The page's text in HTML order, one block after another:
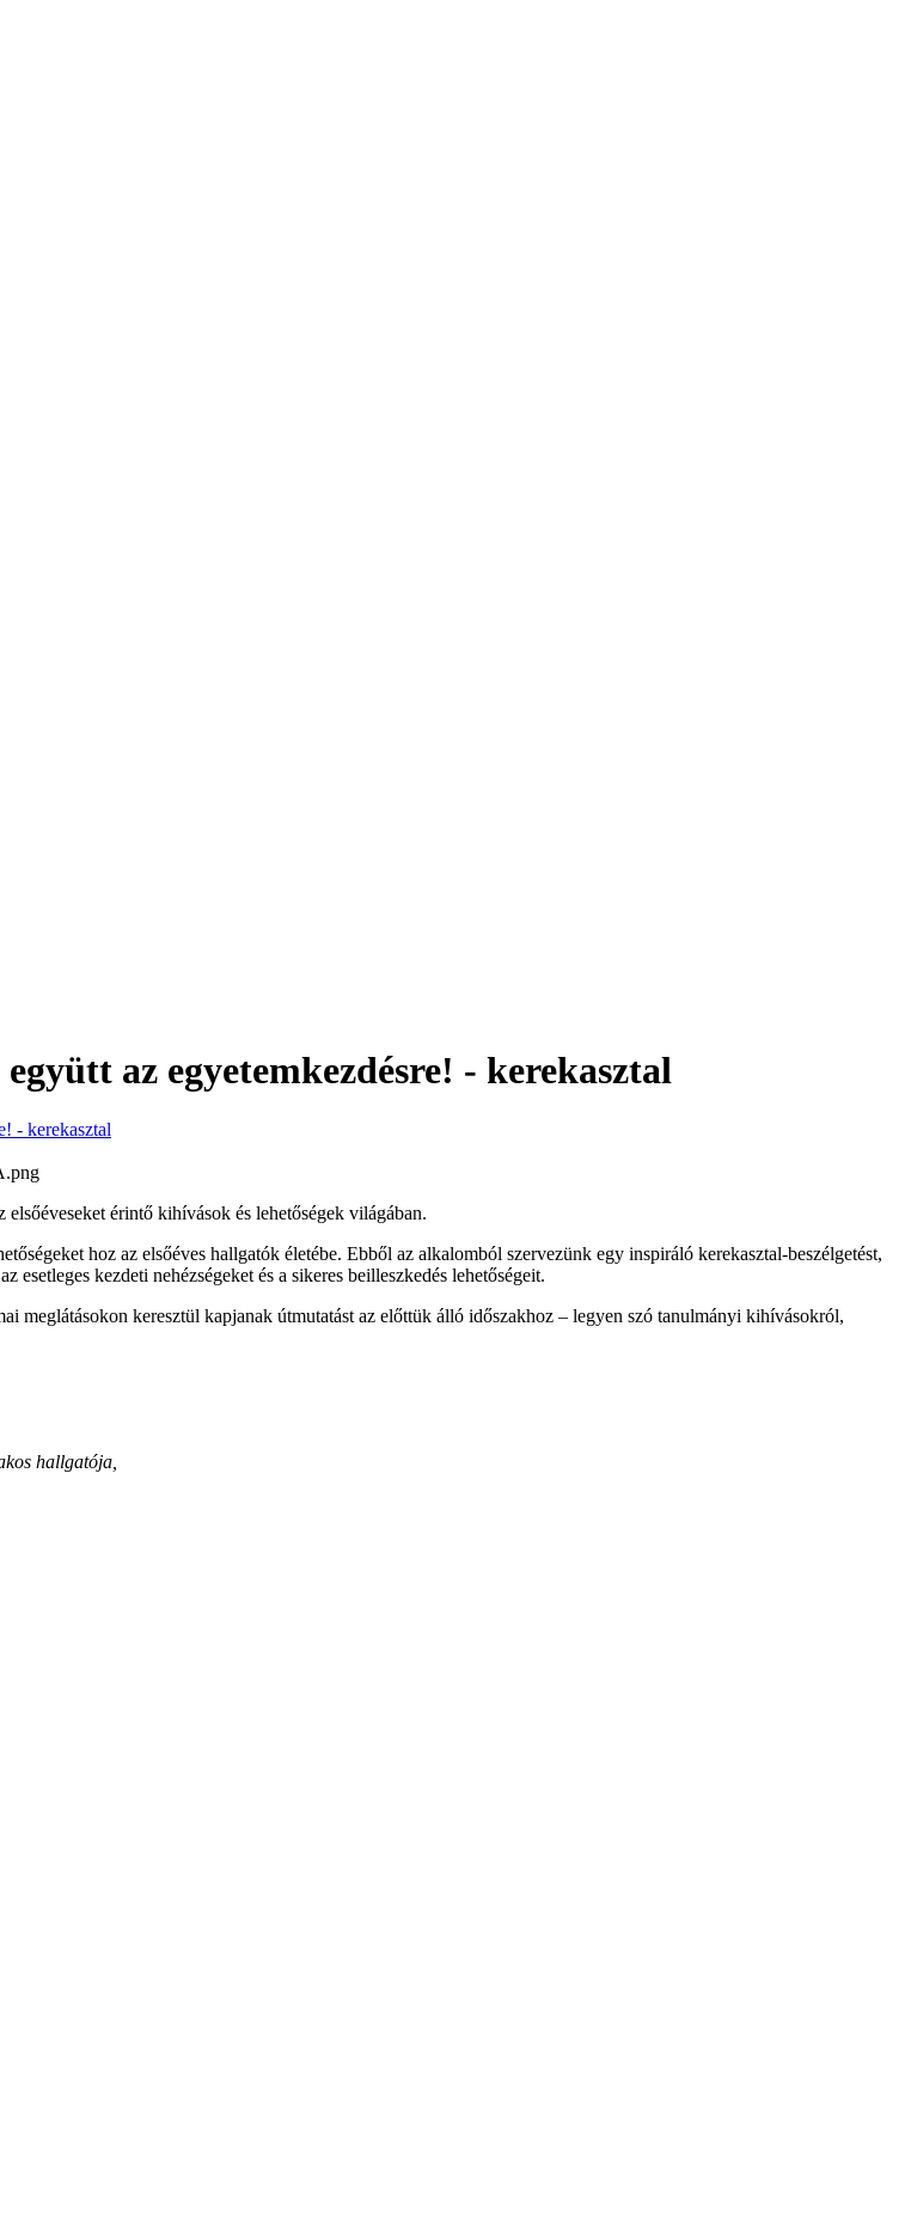
az egyetemkezdésre! - kerekasztal
- kerekasztal
érintő kihívások és lehetőségek világában.
hoz az elsőéves hallgatók életébe. Ebből az alkalomból szervezünk egy inspiráló kerekasztal-beszélgetést,
kezdeti nehézségeket és a sikeres beilleszkedés lehetőségeit.
meglátásokon keresztül kapjanak útmutatást az előttük álló időszakhoz – legyen szó tanulmányi kihívásokról,
hallgatója,